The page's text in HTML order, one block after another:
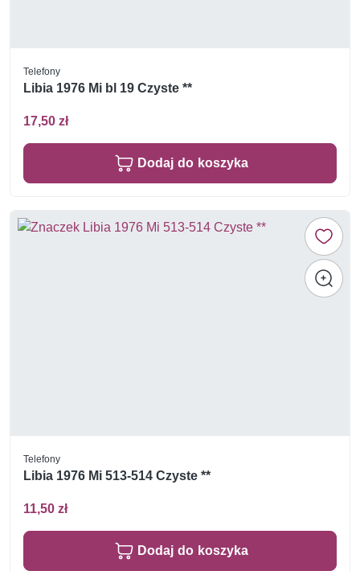
Telefony
Libia 1976 Mi bl 19 Czyste **
17,50 zł
Dodaj do koszyka
Telefony
Libia 1976 Mi 513-514 Czyste **
11,50 zł
Dodaj do koszyka